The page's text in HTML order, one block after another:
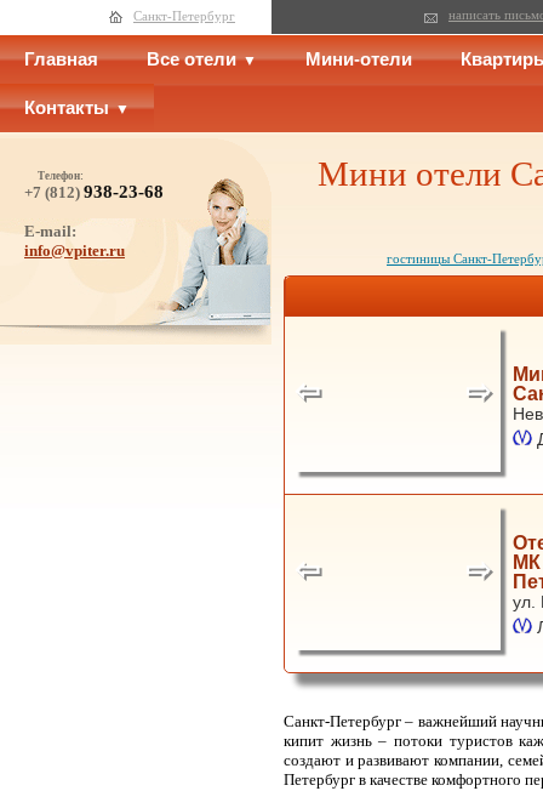
Санкт-Петербург написать
Главная Все отели Мини-отели
Контакты
Телефон:
+7 (812) 938-23-68
E-mail:
info@vpiter.ru
Мини отели
гостиницы Санкт-
МК
ул.
Санкт-Петербург – важнейший
кипит жизнь – потоки туристов
создают и развивают компании,
Петербург в качестве комфортного